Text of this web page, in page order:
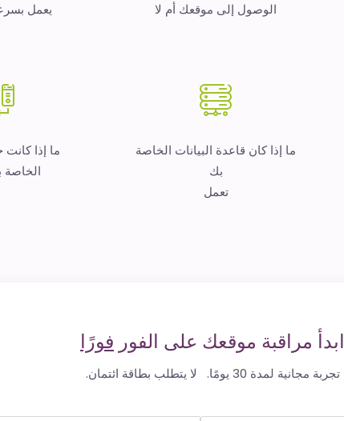
الوصول إلى موقعك أم لا
يعمل
ما إذا كان قاعدة البيانات الخاصة
بك
تعمل
ما إذا
ابدأ مراقبة موقعك على الفور فورًا
تجربة مجانية لمدة 30 يومًا. لا يتطلب بطاقة ائتمان.